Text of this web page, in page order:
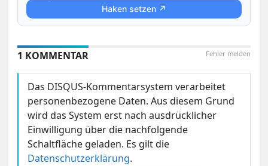
Haken setzen ↗
Fehler melden
1 KOMMENTAR
Das DISQUS-Kommentarsystem verarbeitet
personenbezogene Daten. Aus diesem Grund
wird das System erst nach ausdrücklicher
Einwilligung über die nachfolgende
Schaltfläche geladen. Es gilt die
Datenschutzerklärung.